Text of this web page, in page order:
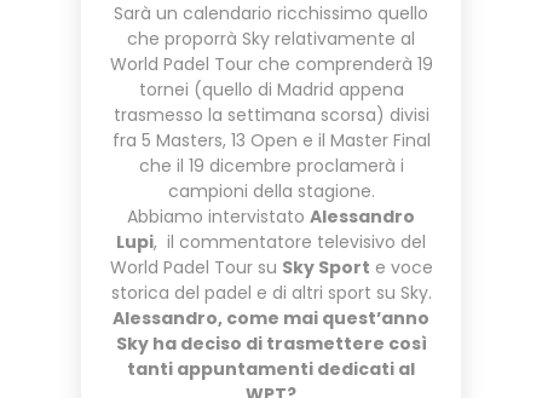
Sarà un calendario ricchissimo quello
che proporrà Sky relativamente al
World Padel Tour che comprenderà 19
tornei (quello di Madrid appena
trasmesso la settimana scorsa) divisi
fra 5 Masters, 13 Open e il Master Final
che il 19 dicembre proclamerà i
campioni della stagione.
Abbiamo intervistato Alessandro
Lupi, il commentatore televisivo del
World Padel Tour su Sky Sport e voce
storica del padel e di altri sport su Sky.
Alessandro, come mai quest’anno
Sky ha deciso di trasmettere così
tanti appuntamenti dedicati al